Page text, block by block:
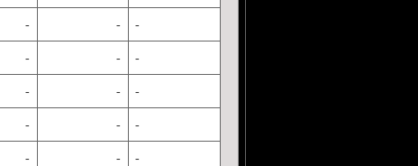
- - -
- - -
- - -
- - -
- - -